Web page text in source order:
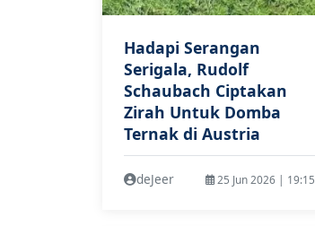
Hadapi Serangan
Serigala, Rudolf
Schaubach Ciptakan
Zirah Untuk Domba
Ternak di Austria
deJeer 25 Jun 2026 | 19:15